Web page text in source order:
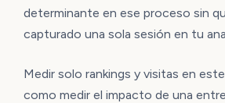
determinante en ese proceso sin
capturado una sola sesión en tu
Medir solo rankings y visitas en
como medir el impacto de una